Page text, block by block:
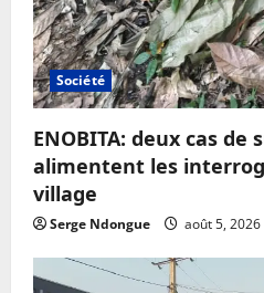
Société
ENOBITA: deux cas de
alimentent les
village
Serge Ndongue août 5, 2026